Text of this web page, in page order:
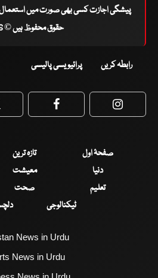
پیشگی اجازت کسی بھی صورت میں استعمال
حقوق محفوظ ہیں © 2026
رابطہ کریں پرائیویسی پالیسی
Facebook
صفحۂ اول تازہ ترین
دنیا
معیشت
تعلیم
صحت
ٹیکنالوجی
News in Urdu
News in Urdu